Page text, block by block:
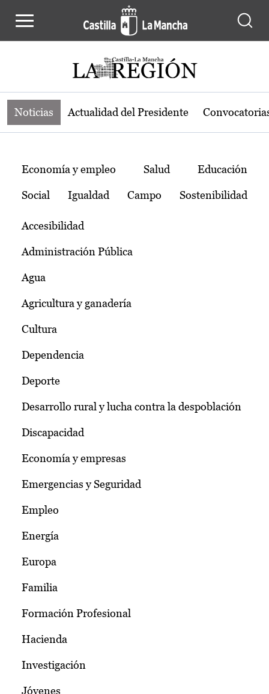
Noticias de la región de Castilla-La
Noticias Actualidad del Presidente
Temas
Economía y empleo Salud Educación
Social Igualdad Campo Sostenibilidad
Accesibilidad
Administración Pública
Agua
Agricultura y ganadería
Cultura
Dependencia
Deporte
Desarrollo rural y lucha contra la despoblación
Discapacidad
Economía y empresas
Emergencias y Seguridad
Empleo
Energía
Europa
Familia
Formación Profesional
Hacienda
Investigación
Jóvenes